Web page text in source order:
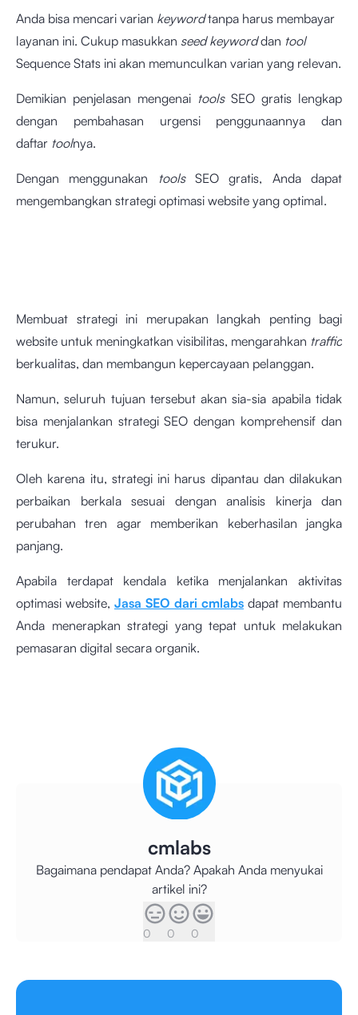
Anda bisa mencari varian keywordtanpa harus membayar
layanan ini. Cukup masukkan seed keyworddan tool
Sequence Stats ini akan memunculkan varian yang relevan.
Demikian penjelasan mengenai tools SEO gratis lengkap
dengan pembahasan urgensi penggunaannya dan
daftar toolnya.
Dengan menggunakan toolsSEO gratis, Anda dapat
mengembangkan strategi optimasi website yang optimal.
Membuat strategi ini merupakan langkah penting bagi
website untuk meningkatkan visibilitas, mengarahkan traffic
berkualitas, dan membangun kepercayaan pelanggan.
Namun, seluruh tujuan tersebut akan sia-sia apabila tidak
bisa menjalankan strategi SEO dengan komprehensif dan
terukur.
Oleh karena itu, strategi ini harus dipantau dan dilakukan
perbaikan berkala sesuai dengan analisis kinerja dan
perubahan tren agar memberikan keberhasilan jangka
panjang.
Apabila terdapat kendala ketika menjalankan aktivitas
optimasi website, Jasa SEO dari cmlabs dapat membantu
Anda menerapkan strategi yang tepat untuk melakukan
pemasaran digital secara organik.
cmlabs
Bagaimana pendapat Anda? Apakah Anda menyukai
artikel ini?
0 0 0